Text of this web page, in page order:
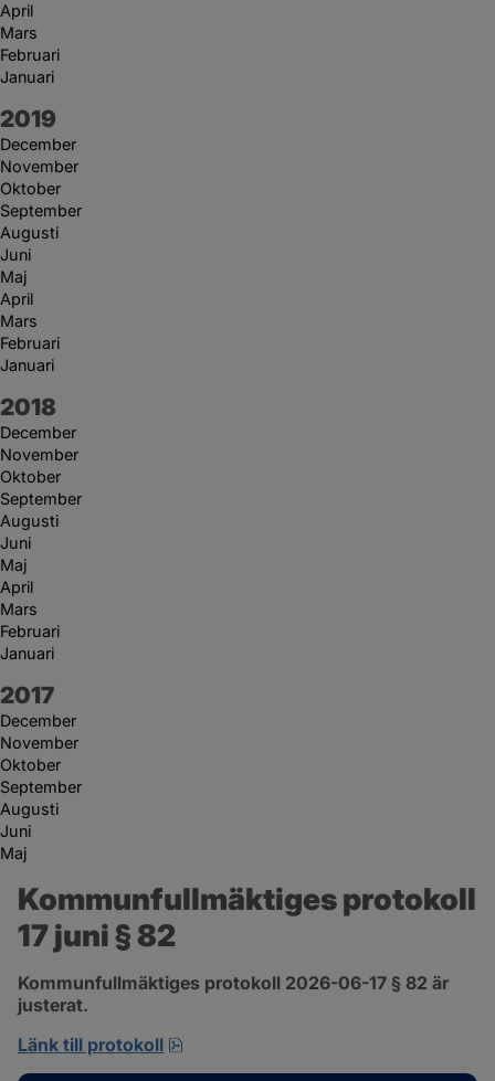
April
Mars
Februari
Januari
År:
2019
December
November
Oktober
September
Augusti
Juni
Maj
April
Mars
Februari
Januari
År:
2018
December
November
Oktober
September
Augusti
Juni
Maj
April
Mars
Februari
Januari
År:
2017
December
November
Oktober
September
Augusti
Juni
Maj
Kommunfullmäktiges protokoll
17 juni § 82
Kommunfullmäktiges protokoll 2026-06-17 § 82 är
justerat.
Länk till protokoll